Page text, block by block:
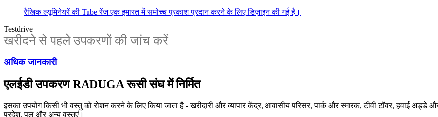
रैखिक ल्यूमिनेयरें की Tube रेंज एक इमारत में समोच्च प्रकाश प्रदान करने के लिए डिज़ाइन की गई है।
Testdrive —
खरीदने से पहले उपकरणों की जांच करें
अधिक जानकारी
एलईडी उपकरण RADUGA रूसी संघ में निर्मित
इसका उपयोग किसी भी वस्तु को रोशन करने के लिए किया जाता है - खरीदारी और व्यापार केंद्र, आवासीय परिसर, पार्क और स्मारक, टीवी टॉवर, हवाई
प्रदेश, पुल और अन्य वस्तुएं।